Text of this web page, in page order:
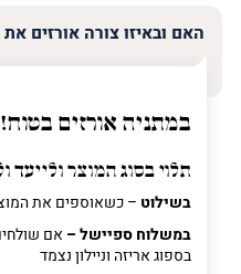
האם ובאיזו צורה אורזים
במתניה אורזים בטוח!
תלוי בסוג המוצר ולייעד
בשילוט – כשאוספים את
במשלוח ספיישל – אם
בספוג אריזה וניילון נצמד